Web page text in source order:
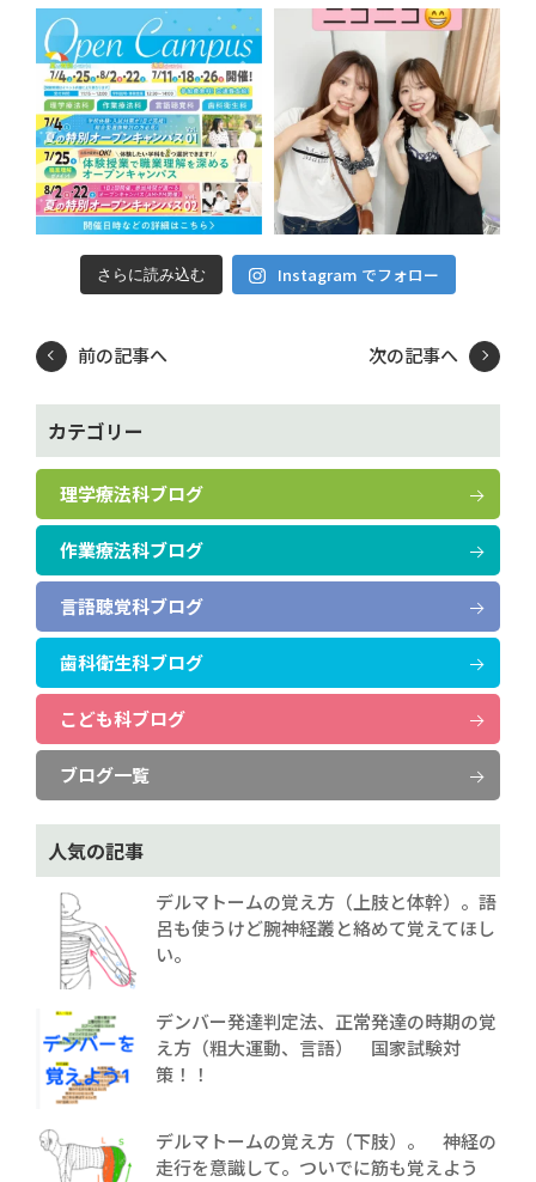
さらに読み込む Instagram でフォロー
前の記事へ 次の記事へ
カテゴリー
理学療法科ブログ
作業療法科ブログ
言語聴覚科ブログ
歯科衛生科ブログ
こども科ブログ
ブログ一覧
人気の記事
デルマトームの覚え方（上肢と体幹）。語
呂も使うけど腕神経叢と絡めて覚えてほし
い。
デンバー発達判定法、正常発達の時期の覚
え方（粗大運動、言語） 国家試験対
策！！
デルマトームの覚え方（下肢）。 神経の
走行を意識して。ついでに筋も覚えよう